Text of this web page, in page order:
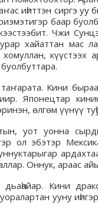
иһиттэн сиргэ
баар
Чжи
хайаттан мас
күүстээх
Кини
Японецтар
өлгөм үүнүү
уот уонна
ол эбэтэр
Оннук, араас
дьаһайар. Кини
ууну